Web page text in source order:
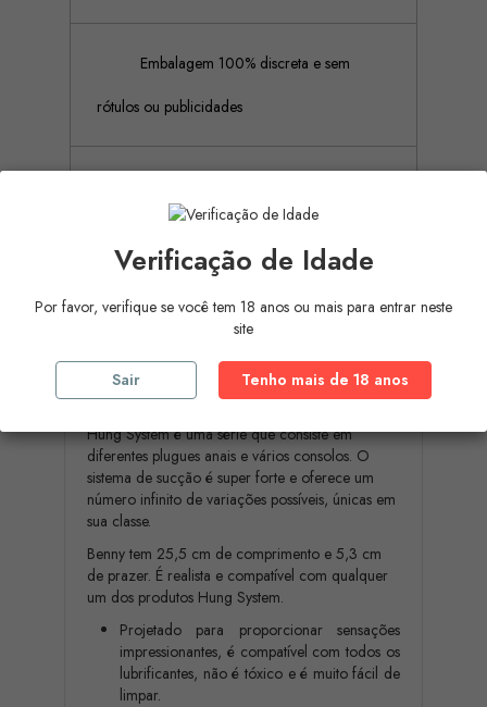
Embalagem 100% discreta e sem
rótulos ou publicidades
pagamento por referência Multibanco, Mbway
e cartões de crédito)
Descrição Detalhes do produto
Hung System é uma série que consiste em
diferentes plugues anais e vários consolos. O
sistema de sucção é super forte e oferece um
número infinito de variações possíveis, únicas em
sua classe.
Benny tem 25,5 cm de comprimento e 5,3 cm
de prazer. É realista e compatível com qualquer
um dos produtos Hung System.
Projetado para proporcionar sensações
impressionantes, é compatível com todos os
lubrificantes, não é tóxico e é muito fácil de
limpar.
Verificação de Idade
Por favor, verifique se você tem 18 anos ou mais para entrar neste
site
Sair Tenho mais de 18 anos